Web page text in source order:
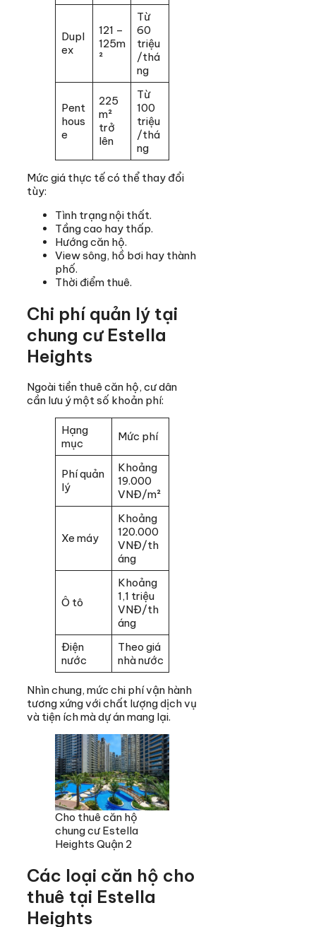
Dupl
ex
121 –
125m
²
Từ
60
triệu
/thá
ng
Pent
hous
e
225
m²
trở
lên
Từ
100
triệu
/thá
ng
Mức giá thực tế có thể thay đổi
tùy:
Tình trạng nội thất.
Tầng cao hay thấp.
Hướng căn hộ.
View sông, hồ bơi hay thành
phố.
Thời điểm thuê.
Chi phí quản lý tại
chung cư Estella
Heights
Ngoài tiền thuê căn hộ, cư dân
cần lưu ý một số khoản phí:
Hạng
mục
Mức phí
Phí quản
lý
Khoảng
19.000
VNĐ/m²
Xe máy
Khoảng
120.000
VNĐ/th
áng
Ô tô
Khoảng
1,1 triệu
VNĐ/th
áng
Điện
nước
Theo giá
nhà nước
Nhìn chung, mức chi phí vận hành
tương xứng với chất lượng dịch vụ
và tiện ích mà dự án mang lại.
Cho thuê căn hộ
chung cư Estella
Heights Quận 2
Các loại căn hộ cho
thuê tại Estella
Heights